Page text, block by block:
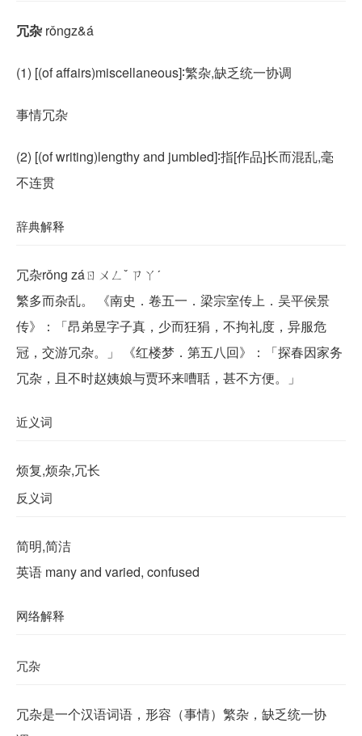
冗杂 rǒngz&á
(1) [(of affairs)miscellaneous]∶繁杂,缺乏统一协调
事情冗杂
(2) [(of writing)lengthy and jumbled]∶指[作品]长而混乱,毫
不连贯
辞典解释
冗杂rǒng záㄖㄨㄥˇ ㄗㄚˊ
繁多而杂乱。 《南史．卷五一．梁宗室传上．吴平侯景
传》：「昂弟昱字子真，少而狂狷，不拘礼度，异服危
冠，交游冗杂。」 《红楼梦．第五八回》：「探春因家务
冗杂，且不时赵姨娘与贾环来嘈聒，甚不方便。」
近义词
烦复,烦杂,冗长
反义词
简明,简洁
英语 many and varied, confused
网络解释
冗杂
冗杂是一个汉语词语，形容（事情）繁杂，缺乏统一协